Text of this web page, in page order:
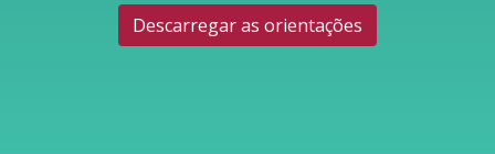
Descarregar as orientações